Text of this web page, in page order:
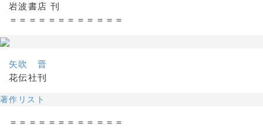
岩波書店 刊
＝＝＝＝＝＝＝＝＝＝＝＝
矢吹 晋
花伝社刊
著作リスト
＝＝＝＝＝＝＝＝＝＝＝＝